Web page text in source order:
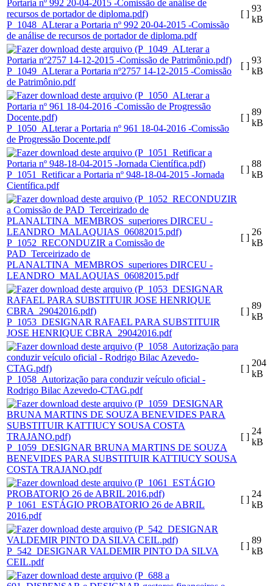
P_1048_ALterar a Portaria nº 992 20-04-2015 -Comissão
de análise de recursos de portador de diploma.pdf
[ ]
93
kB
P_1049_ALterar a Portaria nº2757 14-12-2015 -Comissão
de Patrimônio.pdf
[ ]
93
kB
P_1050_ALterar a Portaria nº 961 18-04-2016 -Comissão
de Progressão Docente.pdf
[ ]
89
kB
P_1051_Retificar a Portaria nº 948-18-04-2015 -Jornada
Científica.pdf
[ ]
88
kB
P_1052_RECONDUZIR a Comissão de
PAD_Terceirizado de
PLANALTINA_MEMBROS_superiores DIRCEU -
LEANDRO_MALAQUIAS_06082015.pdf
[ ]
26
kB
P_1053_DESIGNAR RAFAEL PARA SUBSTITUIR
JOSE HENRIQUE CBRA_29042016.pdf
[ ]
89
kB
P_1058_Autorização para conduzir veículo oficial -
Rodrigo Bilac Azevedo-CTAG.pdf
[ ]
204
kB
P_1059_DESIGNAR BRUNA MARTINS DE SOUZA
BENEVIDES PARA SUBSTITUIR KATTIUCY SOUSA
COSTA TRAJANO.pdf
[ ]
24
kB
P_1061_ESTÁGIO PROBATORIO 26 de ABRIL
2016.pdf
[ ]
24
kB
P_542_DESIGNAR VALDEMIR PINTO DA SILVA
CEIL.pdf
[ ]
89
kB